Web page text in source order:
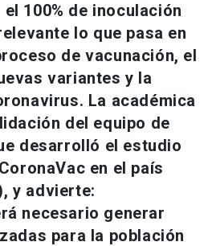
launch
launch
launch
100% de inoculación
lo que pasa en
de vacunación, el
variantes y la
La académica
del equipo de
desarrolló el estudio
en el país
y advierte:
necesario generar
para la población